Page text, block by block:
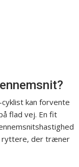
kan forvente
flad vej. En fit
ryttere, der træner